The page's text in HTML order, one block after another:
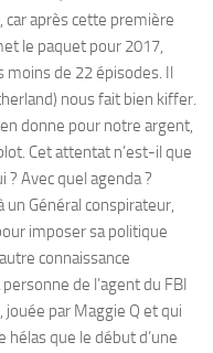
car après cette première
le paquet pour 2017,
de 22 épisodes. Il
nous fait bien kiffer.
en donne pour notre argent,
Cet attentat n’est-il que
? Avec quel agenda ?
un Général conspirateur,
imposer sa politique
connaissance
de l’agent du FBI
jouée par Maggie Q et qui
que le début d’une